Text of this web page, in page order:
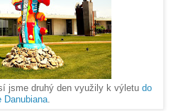
jsme druhý den využily k výletu do
Danubiana.